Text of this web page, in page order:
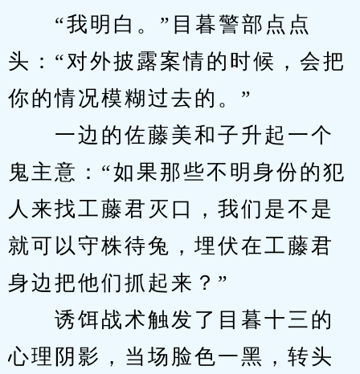
“我明白。”目暮警部点点
头：“对外披露案情的时候，会把
你的情况模糊过去的。”
一边的佐藤美和子升起一个
鬼主意：“如果那些不明身份的犯
人来找工藤君灭口，我们是不是
就可以守株待兔，埋伏在工藤君
身边把他们抓起来？”
诱饵战术触发了目暮十三的
心理阴影，当场脸色一黑，转头